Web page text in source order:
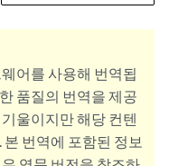
어를 사용해 번역됩
품질의 번역을 제공
울이지만 해당 컨텐
번역에 포함된 정보